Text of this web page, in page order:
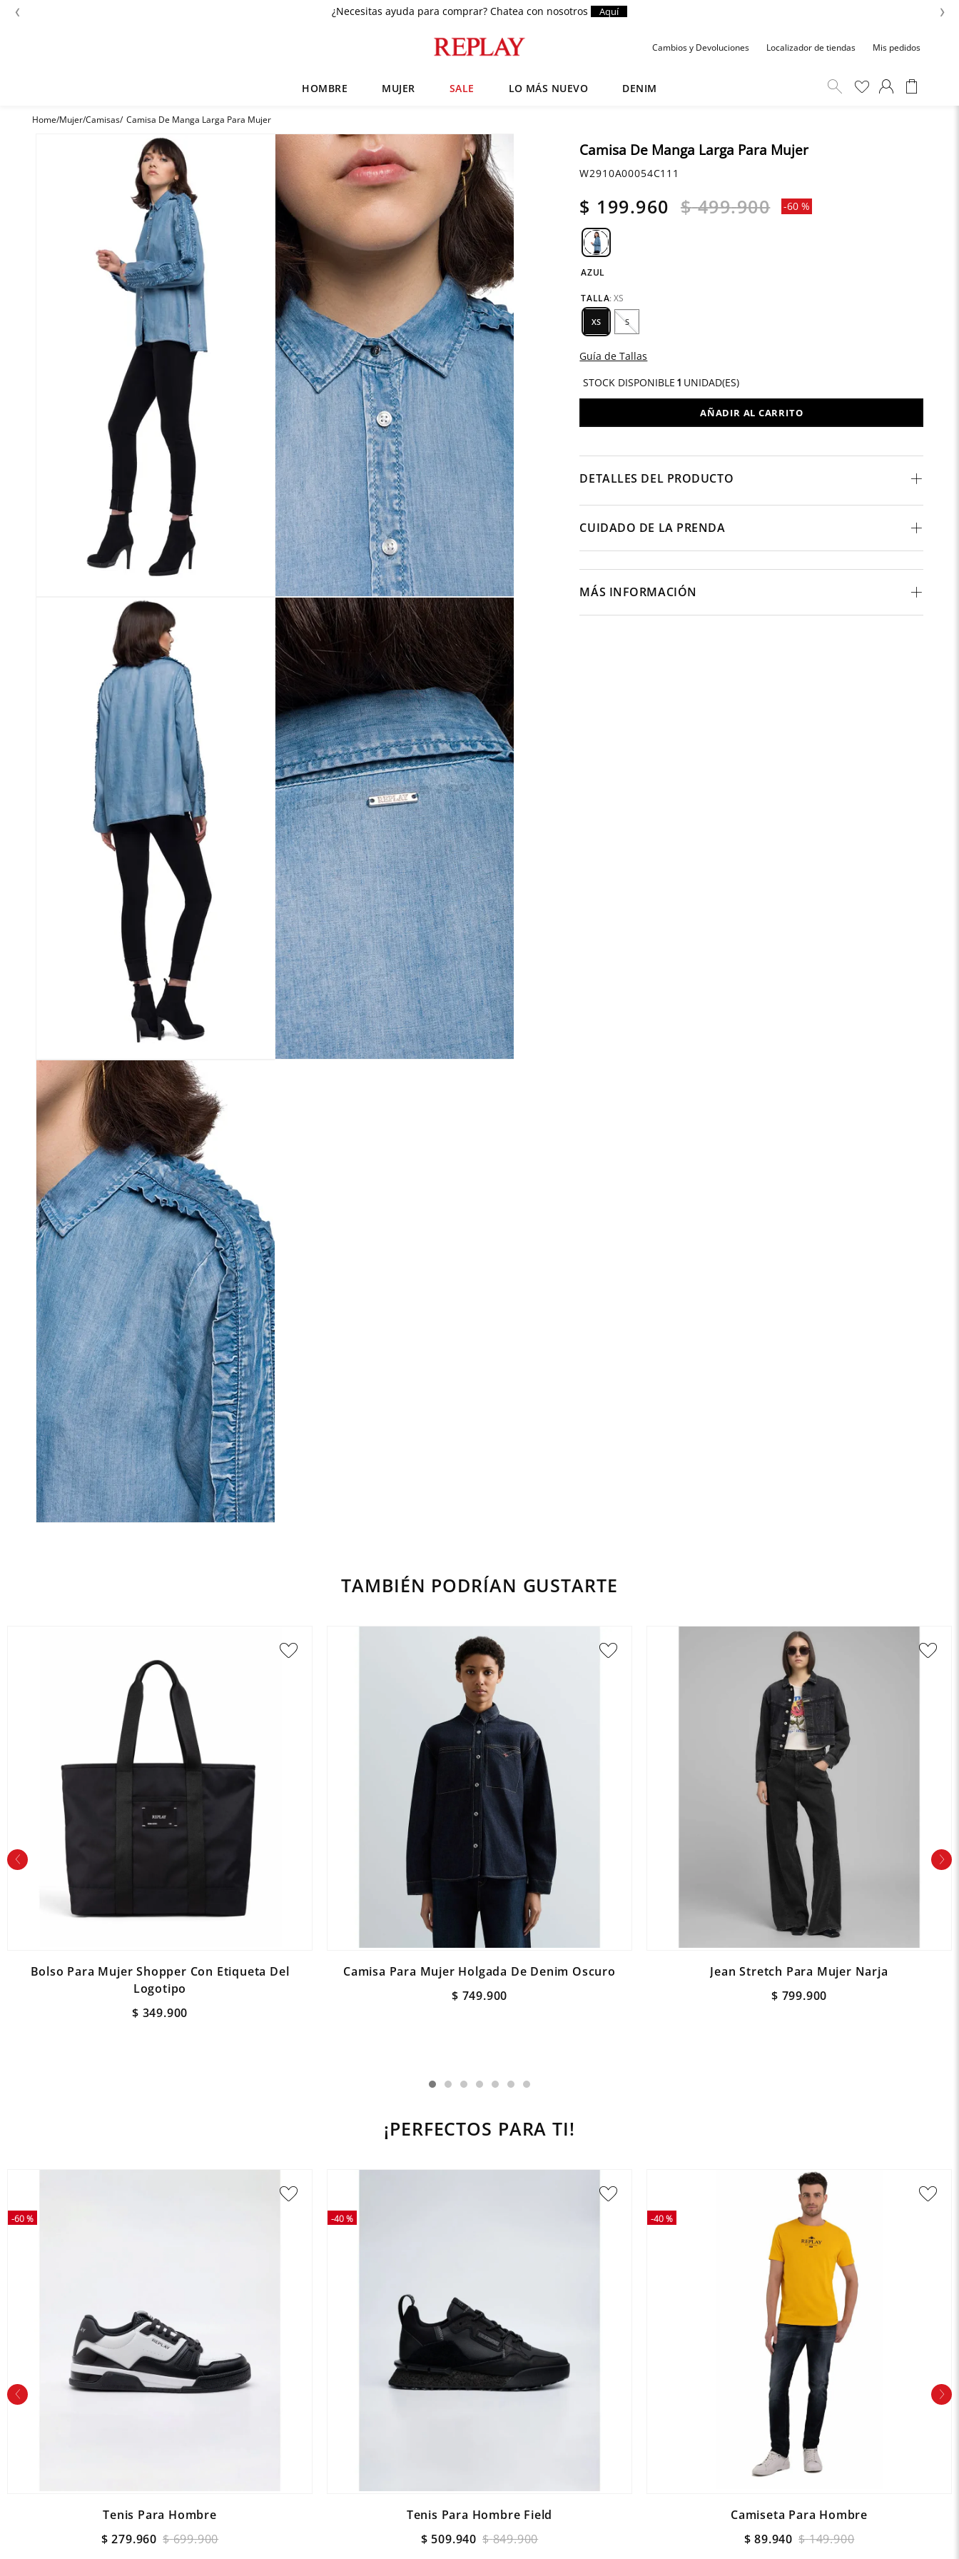
‹ ¿Necesitas ayuda para comprar? Chatea con nosotros Aquí ›
Cambios y Devoluciones Localizador de tiendas Mis pedidos
HOMBRE MUJER SALE LO MÁS NUEVO DENIM
Mujer Camisas Camisa De Manga Larga Para Mujer
Camisa De Manga Larga Para Mujer
W2910A00054C111
$ 199.960 $ 499.900 -60 %
AZUL
TALLA: XS
XS S
Guía de Tallas
STOCK DISPONIBLE 1 UNIDAD(ES)
AÑADIR AL CARRITO
DETALLES DEL PRODUCTO
CUIDADO DE LA PRENDA
MÁS INFORMACIÓN
TAMBIÉN PODRÍAN GUSTARTE
Bolso Para Mujer Shopper Con Etiqueta Del
Logotipo
$ 349.900
Camisa Para Mujer Holgada De Denim Oscuro
$ 749.900
Jean Stretch Para Mujer Narja
$ 799.900
¡PERFECTOS PARA TI!
-60 %
Tenis Para Hombre
$ 699.900
$ 279.960
-40 %
Tenis Para Hombre Field
$ 849.900
$ 509.940
-40 %
Camiseta Para Hombre
$ 149.900
$ 89.940
1
2. Anbass
3. Chaquetas
Cargo
5. Sartoriale